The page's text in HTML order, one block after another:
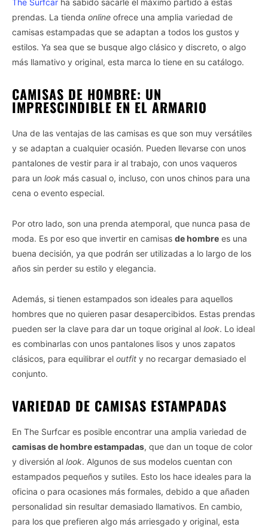
The Surfcar ha sabido sacarle el máximo partido a estas
prendas. La tienda online ofrece una amplia variedad de
camisas estampadas que se adaptan a todos los gustos y
estilos. Ya sea que se busque algo clásico y discreto, o algo
más llamativo y original, esta marca lo tiene en su catálogo.
CAMISAS DE HOMBRE: UN
IMPRESCINDIBLE EN EL ARMARIO
Una de las ventajas de las camisas es que son muy versátiles
y se adaptan a cualquier ocasión. Pueden llevarse con unos
pantalones de vestir para ir al trabajo, con unos vaqueros
para un look más casual o, incluso, con unos chinos para una
cena o evento especial.
Por otro lado, son una prenda atemporal, que nunca pasa de
moda. Es por eso que invertir en camisas de hombre es una
buena decisión, ya que podrán ser utilizadas a lo largo de los
años sin perder su estilo y elegancia.
Además, si tienen estampados son ideales para aquellos
hombres que no quieren pasar desapercibidos. Estas prendas
pueden ser la clave para dar un toque original al look. Lo ideal
es combinarlas con unos pantalones lisos y unos zapatos
clásicos, para equilibrar el outfit y no recargar demasiado el
conjunto.
VARIEDAD DE CAMISAS ESTAMPADAS
En The Surfcar es posible encontrar una amplia variedad de
camisas de hombre estampadas, que dan un toque de color
y diversión al look. Algunos de sus modelos cuentan con
estampados pequeños y sutiles. Esto los hace ideales para la
oficina o para ocasiones más formales, debido a que añaden
personalidad sin resultar demasiado llamativos. En cambio,
para los que prefieren algo más arriesgado y original, esta